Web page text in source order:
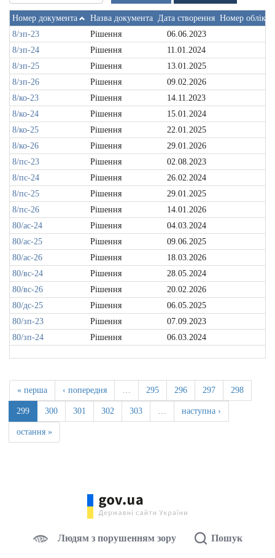
Номер документа Назва документа Дата створення Номер
8/зп-23
Рішення
06.06.2023
8/зп-24
Рішення
11.01.2024
8/зп-25
Рішення
13.01.2025
8/зп-26
Рішення
09.02.2026
8/ко-23
Рішення
14.11.2023
8/ко-24
Рішення
15.01.2024
8/ко-25
Рішення
22.01.2025
8/ко-26
Рішення
29.01.2026
8/пс-23
Рішення
02.08.2023
8/пс-24
Рішення
26.02.2024
8/пс-25
Рішення
29.01.2025
8/пс-26
Рішення
14.01.2026
80/ас-24
Рішення
04.03.2024
80/ас-25
Рішення
09.06.2025
80/ас-26
Рішення
18.03.2026
80/вс-24
Рішення
28.05.2024
80/вс-26
Рішення
20.02.2026
80/дс-25
Рішення
06.05.2025
80/зп-23
Рішення
07.09.2023
80/зп-24
Рішення 06.03.2024
« перша ‹ попередня … 295 296 297 298
299 300 301 302 303 … наступна ›
остання »
Людям з порушенням зору Пошук